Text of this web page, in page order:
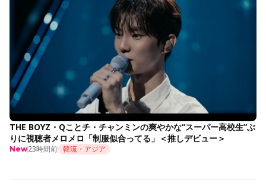
THE BOYZ・Qことチ・チャンミンの爽やかな“スーパー高校生”ぶ
りに視聴者メロメロ「制服似合ってる」＜推しデビュー＞
New23時間前 韓流・アジア